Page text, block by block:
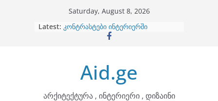
Saturday, August 8, 2026
Latest: ბინების გაერთიანება
კონტრასტები ინტერიერში
ინტერიერის დიზიანი
არტემიდი წარმოგიდგენთ
Aid.ge
არქიტექტურა , ინტერიერი , დიზაინი